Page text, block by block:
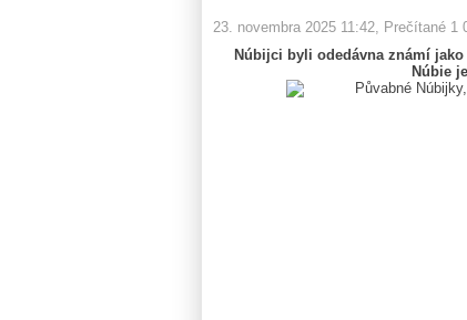
23. novembra 2025 11:42 , Prečítané 1
Núbijci byli odedávna známí
Núbie